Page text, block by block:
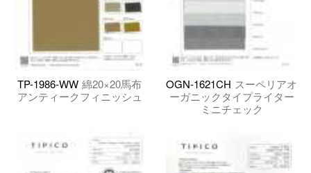
TP-1986-WW 綿20×20馬布
アンティークフィニッシュ
OGN-1621CH スーペリアオ
ーガニックタイプライター
ミニチェック